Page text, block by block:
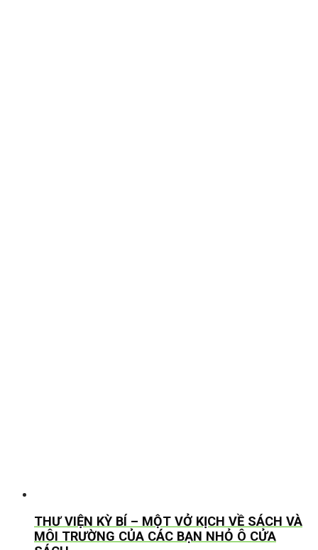
THƯ VIỆN KỲ BÍ – MỘT VỞ KỊCH VỀ SÁCH VÀ
MÔI TRƯỜNG CỦA CÁC BẠN NHỎ Ô CỬA